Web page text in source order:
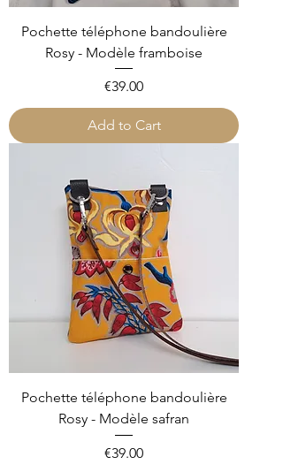
Pochette téléphone bandoulière
Rosy - Modèle framboise
Price
€39.00
Add to Cart
Pochette téléphone bandoulière
Rosy - Modèle safran
Price
€39.00